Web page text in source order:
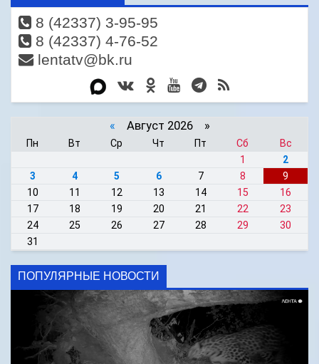
8 (42337) 3-95-95
8 (42337) 4-76-52
lentatv@bk.ru
« Август 2026 »
Пн Вт Ср Чт Пт Сб
Вс
1
2
3
4 5 6 7 8
9
10
11 12 13 14 15
16
17
18 19 20 21 22
23
24
25 26 27 28 29
30
31
ПОПУЛЯРНЫЕ НОВОСТИ